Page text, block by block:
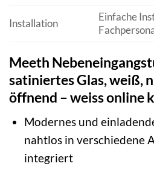
Installation
Einfache
Meeth
satiniertes Glas, weiß,
öffnend – weiss online
Modernes und
nahtlos in verschiedene
integriert